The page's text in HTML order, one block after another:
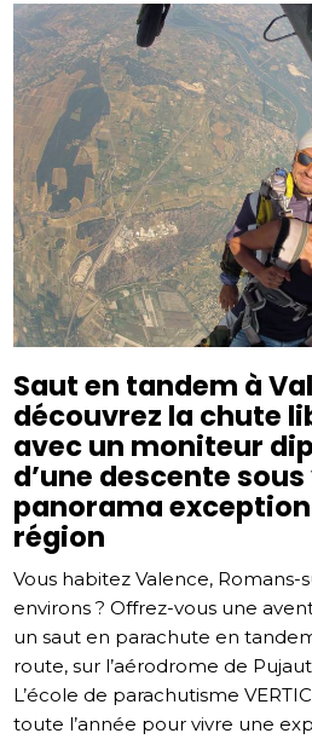
Saut en tandem à
découvrez la chute
avec un moniteur
d’une descente
panorama
région
Vous habitez Valence, Romans-
environs ? Offrez-vous une
un saut en parachute en
route, sur l’aérodrome de
L’école de parachutisme
toute l’année pour vivre une